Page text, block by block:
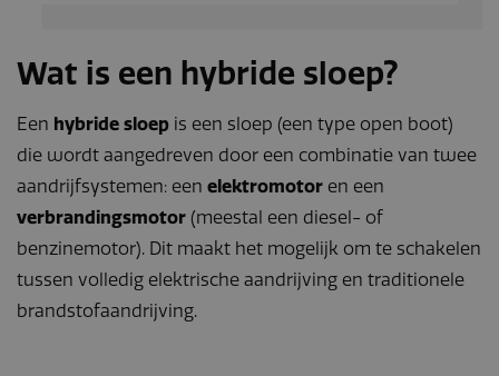
Wat is een hybride sloep?
Een hybride sloep is een sloep (een type open boot)
die wordt aangedreven door een combinatie van twee
aandrijfsystemen: een elektromotor en een
verbrandingsmotor (meestal een diesel- of
benzinemotor). Dit maakt het mogelijk om te schakelen
tussen volledig elektrische aandrijving en traditionele
brandstofaandrijving.